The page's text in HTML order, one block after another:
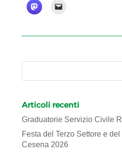
Articoli recenti
Graduatorie Servizio Civile
Festa del Terzo Settore e
Cesena 2026